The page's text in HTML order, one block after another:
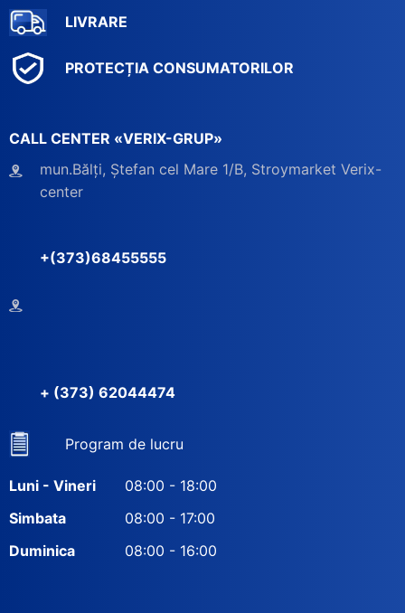
CALL CENTER «VERIX-GRUP»
mun.Bălți, Ștefan cel Mare 1/B, Stroymarket Verix-
center
+(373)68455555
+ (373) 62044474
LIVRARE
PROTECȚIA CONSUMATORILOR
Program de lucru
Luni - Vineri
08:00 - 18:00
Simbata
08:00 - 17:00
Duminica
08:00 - 16:00